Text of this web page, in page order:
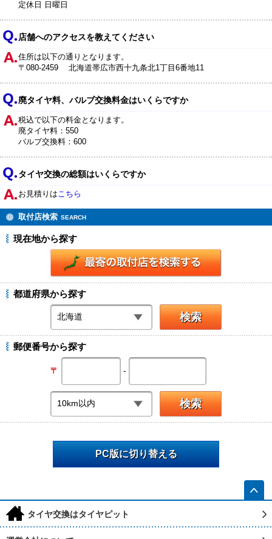
定休日 日曜日
店舗へのアクセスを教えてください
住所は以下の通りとなります。
〒080-2459 北海道帯広市西十九条北1丁目6番地11
廃タイヤ料、バルブ交換料金はいくらですか
税込で以下の料金となります。
廃タイヤ料：550
バルブ交換料：600
タイヤ交換の総額はいくらですか
お見積りはこちら
取付店検索 SEARCH
現在地から探す
都道府県から探す
郵便番号から探す
〒 -
PC版に切り替える
h タイヤ交換はタイヤピット